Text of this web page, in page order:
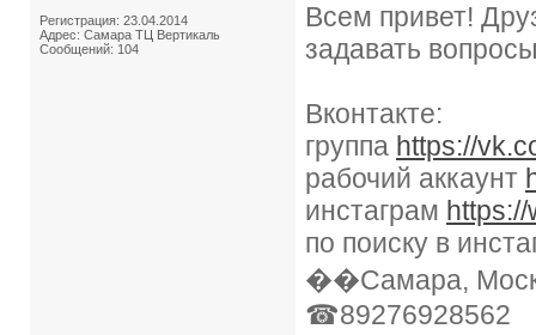
Регистрация: 23.04.2014
Адрес: Самара ТЦ Вертикаль
Сообщений: 104
Всем привет!
задавать
Вконтакте:
группа https://
рабочий аккаунт
инстаграм
по поиску в
��Самара,
☎89276928562